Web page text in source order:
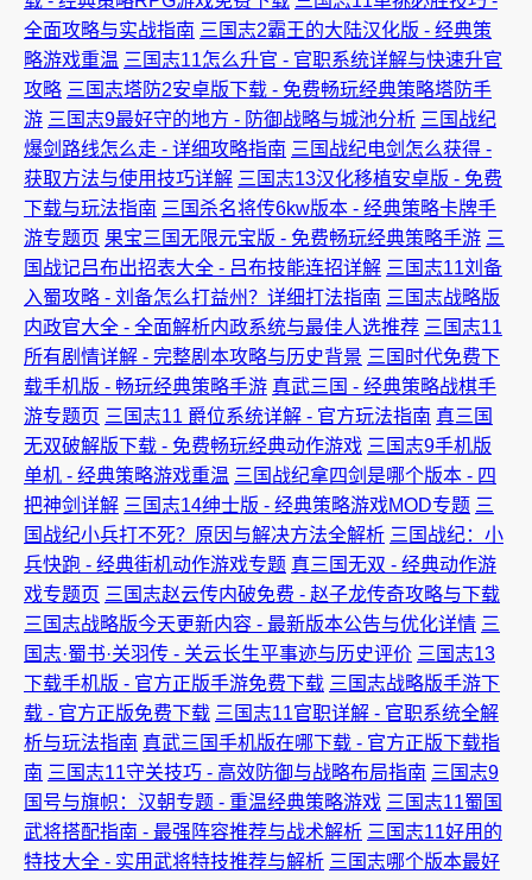
全面攻略与实战指南 三国志2霸王的大陆汉化版 - 经典策
略游戏重温 三国志11怎么升官 - 官职系统详解与快速升官
攻略 三国志塔防2安卓版下载 - 免费畅玩经典策略塔防手
游 三国志9最好守的地方 - 防御战略与城池分析 三国战纪
爆剑路线怎么走 - 详细攻略指南 三国战纪电剑怎么获得 -
获取方法与使用技巧详解 三国志13汉化移植安卓版 - 免费
下载与玩法指南 三国杀名将传6kw版本 - 经典策略卡牌手
游专题页 果宝三国无限元宝版 - 免费畅玩经典策略手游 三
国战记吕布出招表大全 - 吕布技能连招详解 三国志11刘备
入蜀攻略 - 刘备怎么打益州？详细打法指南 三国志战略版
内政官大全 - 全面解析内政系统与最佳人选推荐 三国志11
所有剧情详解 - 完整剧本攻略与历史背景 三国时代免费下
载手机版 - 畅玩经典策略手游 真武三国 - 经典策略战棋手
游专题页 三国志11 爵位系统详解 - 官方玩法指南 真三国
无双破解版下载 - 免费畅玩经典动作游戏 三国志9手机版
单机 - 经典策略游戏重温 三国战纪拿四剑是哪个版本 - 四
把神剑详解 三国志14绅士版 - 经典策略游戏MOD专题 三
国战纪小兵打不死？原因与解决方法全解析 三国战纪：小
兵快跑 - 经典街机动作游戏专题 真三国无双 - 经典动作游
戏专题页 三国志赵云传内破免费 - 赵子龙传奇攻略与下载
三国志战略版今天更新内容 - 最新版本公告与优化详情 三
国志·蜀书·关羽传 - 关云长生平事迹与历史评价 三国志13
下载手机版 - 官方正版手游免费下载 三国志战略版手游下
载 - 官方正版免费下载 三国志11官职详解 - 官职系统全解
析与玩法指南 真武三国手机版在哪下载 - 官方正版下载指
南 三国志11守关技巧 - 高效防御与战略布局指南 三国志9
国号与旗帜：汉朝专题 - 重温经典策略游戏 三国志11蜀国
武将搭配指南 - 最强阵容推荐与战术解析 三国志11好用的
特技大全 - 实用武将特技推荐与解析 三国志哪个版本最好